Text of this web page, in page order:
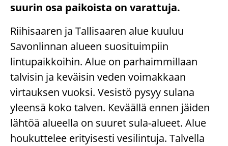
suurin osa paikoista on varattuja.
Riihisaaren ja Tallisaaren alue kuuluu
Savonlinnan alueen suosituimpiin
lintupaikkoihin. Alue on parhaimmillaan
talvisin ja keväisin veden voimakkaan
virtauksen vuoksi. Vesistö pysyy sulana
yleensä koko talven. Keväällä ennen jäiden
lähtöä alueella on suuret sula-alueet. Alue
houkuttelee erityisesti vesilintuja. Talvella